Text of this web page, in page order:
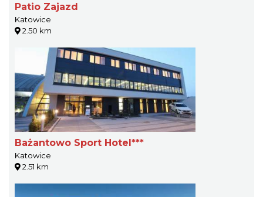
Patio Zajazd
Katowice
2.50 km
Bażantowo Sport Hotel***
Katowice
2.51 km